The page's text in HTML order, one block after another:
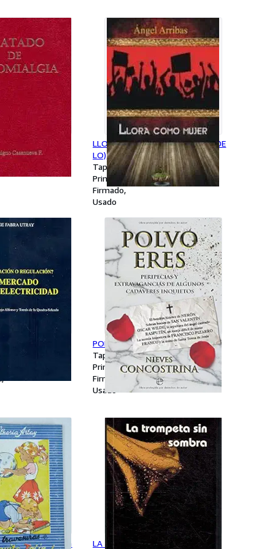
LLORA COMO MUJER (CRÓNICA DE
LO)
Tapa blanda
Primera edición
Firmado
Usado
un
electricidad
POLVO ERES
Tapa dura
Primera edición
Firmado
Usado
Cuquita y Tolin
LA TROMPETA SIN SOMBRA